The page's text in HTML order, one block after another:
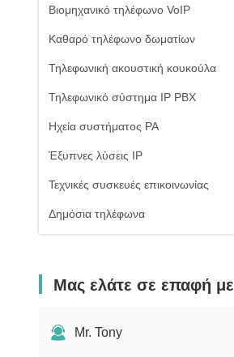
Βιομηχανικό τηλέφωνο VoIP
Καθαρό τηλέφωνο δωματίων
Τηλεφωνική ακουστική κουκούλα
Τηλεφωνικό σύστημα IP PBX
Ηχεία συστήματος PA
Έξυπνες λύσεις IP
Τεχνικές συσκευές επικοινωνίας
Δημόσια τηλέφωνα
Μας ελάτε σε επαφή με
Mr. Tony